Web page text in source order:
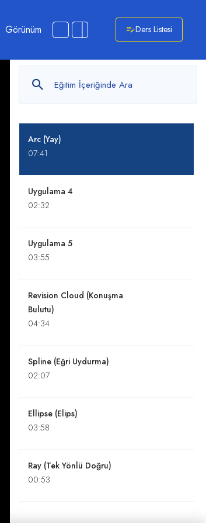
Görünüm Ders Listesi
Polygon (Çokgen)
Rectangle (Dikdörtgen)
04:24
Arc (Yay)
07:41
Uygulama 4
02:32
Uygulama 5
03:55
Revision Cloud (Konuşma
Bulutu)
04:34
Spline (Eğri Uydurma)
02:07
Ellipse (Elips)
03:58
Ray (Tek Yönlü Doğru)
00:53